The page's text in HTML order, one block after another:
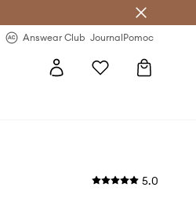
Answear Club JournalPomoc
5.0